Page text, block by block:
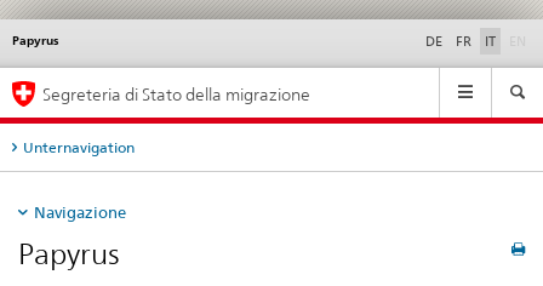
Papyrus DE FR IT
Service
Navigation
Segreteria di Stato della migrazione
Unternavigation
Navigazione
Papyrus